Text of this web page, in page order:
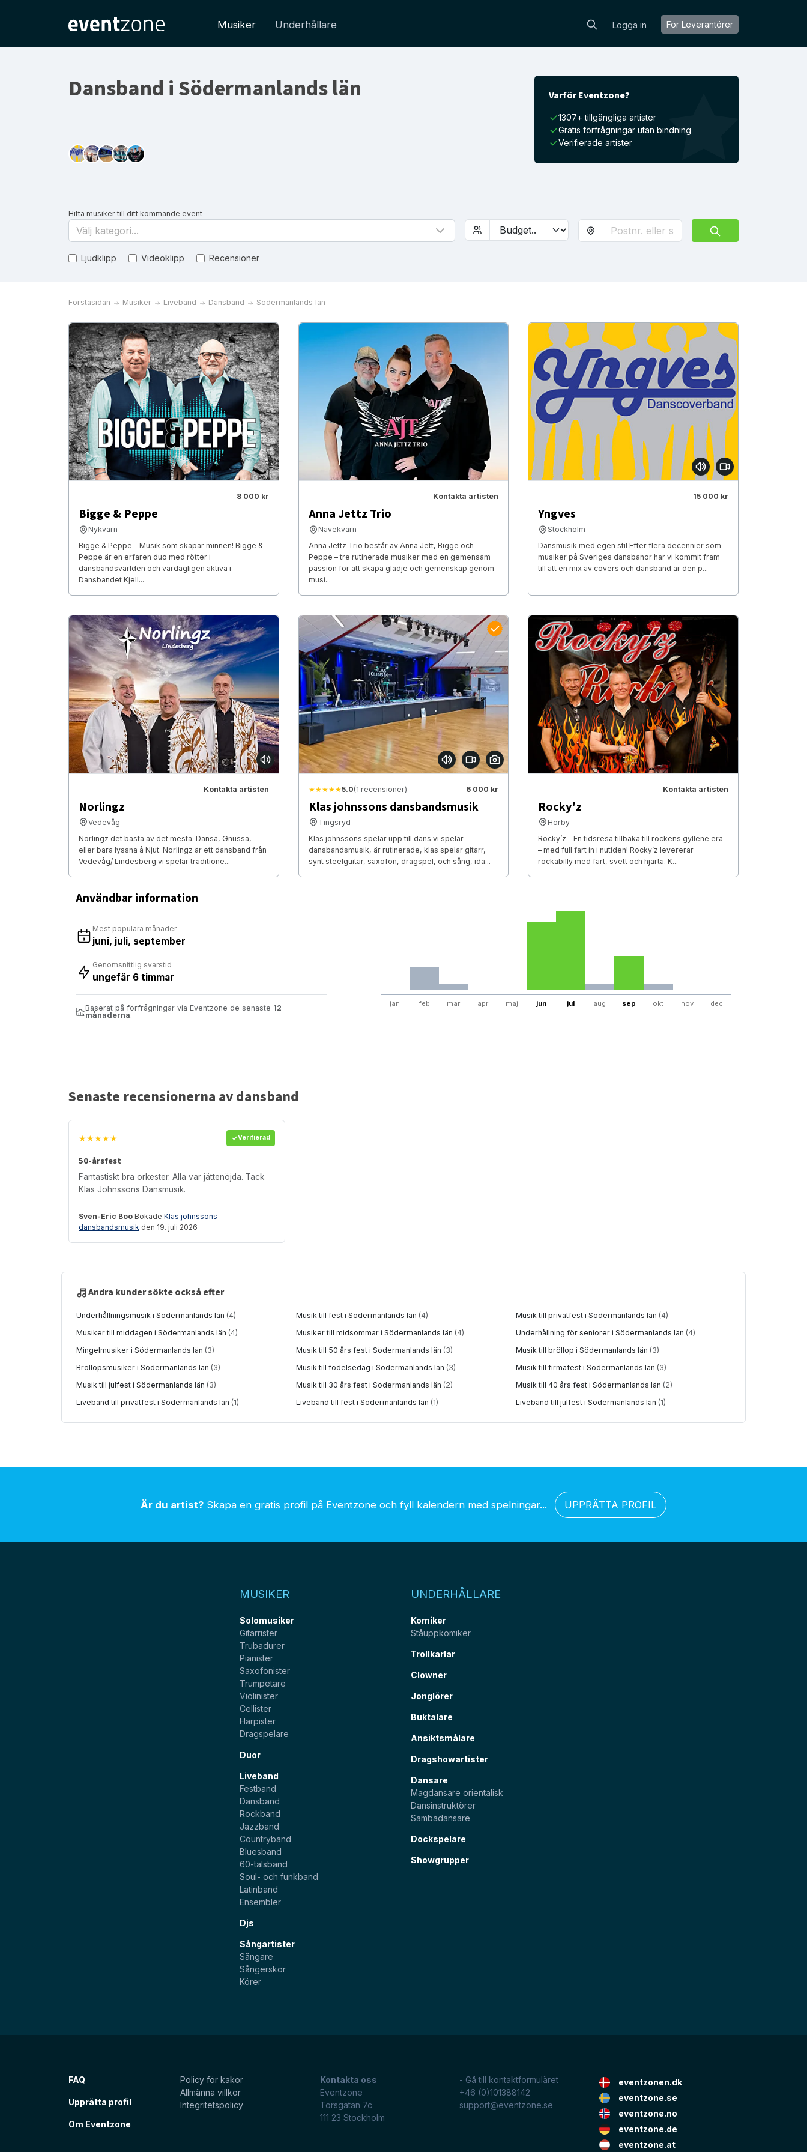
Musiker Underhållare Logga in För Leverantörer
Dansband i Södermanlands län Varför Eventzone?
1307+ tillgängliga artister
Gratis förfrågningar utan bindning
Verifierade artister
Hitta musiker till ditt kommande event
Välj kategori...
Ljudklipp Videoklipp Recensioner
Förstasidan Musiker Liveband Dansband Södermanlands län
8 000 kr
Bigge & Peppe
Nykvarn
Bigge & Peppe – Musik som skapar minnen! Bigge &
Peppe är en erfaren duo med rötter i
dansbandsvärlden och vardagligen aktiva i
Dansbandet Kjell...
Kontakta artisten
Anna Jettz Trio
Nävekvarn
Anna Jettz Trio består av Anna Jett, Bigge och
Peppe – tre rutinerade musiker med en gemensam
passion för att skapa glädje och gemenskap genom
musi...
15 000 kr
Yngves
Stockholm
Dansmusik med egen stil Efter flera decennier som
musiker på Sveriges dansbanor har vi kommit fram
till att en mix av covers och dansband är den p...
Kontakta artisten
Norlingz
Vedevåg
Norlingz det bästa av det mesta. Dansa, Gnussa,
eller bara lyssna å Njut. Norlingz är ett dansband från
Vedevåg/ Lindesberg vi spelar traditione...
★★★★★5.0(1 recensioner) 6 000 kr
Klas johnssons dansbandsmusik
Tingsryd
Klas johnssons spelar upp till dans vi spelar
dansbandsmusik, är rutinerade, klas spelar gitarr,
synt steelguitar, saxofon, dragspel, och sång, ida...
Kontakta artisten
Rocky'z
Hörby
Rocky’z - En tidsresa tillbaka till rockens gyllene era
– med full fart in i nutiden! Rocky’z levererar
rockabilly med fart, svett och hjärta. K...
Användbar information
Mest populära månader
juni, juli, september
Genomsnittlig svarstid
ungefär 6 timmar
Baserat på förfrågningar via Eventzone de senaste 12
månaderna.
jan feb mar apr maj jun jul aug sep okt nov dec
Senaste recensionerna av dansband
★★★★★ Verifierad
50-årsfest
Fantastiskt bra orkester. Alla var jättenöjda. Tack
Klas Johnssons Dansmusik.
Sven-Eric Boo Bokade Klas johnssons
dansbandsmusik den 19. juli 2026
Andra kunder sökte också efter
Underhållningsmusik i Södermanlands län (4) Musik till fest i Södermanlands län (4) Musik till privatfest i Södermanlands län (4)
Musiker till middagen i Södermanlands län (4) Musiker till midsommar i Södermanlands län (4) Underhållning för seniorer i Södermanlands län (4)
Mingelmusiker i Södermanlands län (3) Musik till 50 års fest i Södermanlands län (3) Musik till bröllop i Södermanlands län (3)
Bröllopsmusiker i Södermanlands län (3) Musik till födelsedag i Södermanlands län (3) Musik till firmafest i Södermanlands län (3)
Musik till julfest i Södermanlands län (3) Musik till 30 års fest i Södermanlands län (2) Musik till 40 års fest i Södermanlands län (2)
Liveband till privatfest i Södermanlands län (1) Liveband till fest i Södermanlands län (1) Liveband till julfest i Södermanlands län (1)
Är du artist? Skapa en gratis profil på Eventzone och fyll kalendern med spelningar... UPPRÄTTA PROFIL
MUSIKER
Solomusiker
Gitarrister
Trubadurer
Pianister
Saxofonister
Trumpetare
Violinister
Cellister
Harpister
Dragspelare
Duor
Liveband
Festband
Dansband
Rockband
Jazzband
Countryband
Bluesband
60-talsband
Soul- och funkband
Latinband
Ensembler
Djs
Sångartister
Sångare
Sångerskor
Körer
UNDERHÅLLARE
Komiker
Ståuppkomiker
Trollkarlar
Clowner
Jonglörer
Buktalare
Ansiktsmålare
Dragshowartister
Dansare
Magdansare orientalisk
Dansinstruktörer
Sambadansare
Dockspelare
Showgrupper
FAQ
Upprätta profil
Om Eventzone
Policy för kakor
Allmänna villkor
Integritetspolicy
Kontakta oss
Eventzone
Torsgatan 7c
111 23 Stockholm
- Gå till kontaktformuläret
+46 (0)101388142
support@eventzone.se
eventzonen.dk
eventzone.se
eventzone.no
eventzone.de
eventzone.at